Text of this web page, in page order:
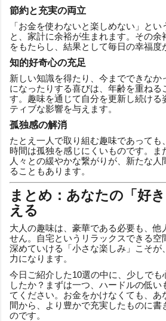
節約と充実の両立
「お金を使わないと楽しめない」と
と、家計に余裕が生まれます。その余
をもたらし、結果として毎日の幸福度
知的好奇心の充足
新しい知識を得たり、今までできなか
になったりする喜びは、年齢を重ねる
す。趣味を通じて自分を更新し続ける
ティブな影響を与えます。
孤独感の解消
たとえ一人で取り組む趣味であっても
時間は孤独を感じにくいものです。ま
人々との緩やかな繋がりが、新たな人
ることもあります。
まとめ：あなたの「好
える
大人の趣味は、豪華である必要も、他
せん。自宅というリラックスできる空
深めていける「小さな楽しみ」こそが
力になります。
今日ご紹介した10選の中に、少しでも
したか？まずは一つ、ハードルの低い
てください。お金をかけなくても、あ
間から、より豊かで充実したものに書
のです。